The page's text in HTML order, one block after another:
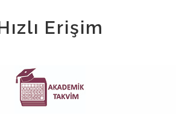
Erişim